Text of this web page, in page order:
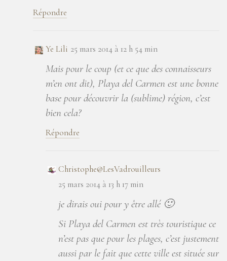
Répondre
Ye Lili 25 mars 2014 à 12 h 54 min
Mais pour le coup (et ce que des connaisseurs
m’en ont dit), Playa del Carmen est une bonne
base pour découvrir la (sublime) région, c’est
bien cela?
Répondre
Christophe@LesVadrouilleurs
25 mars 2014 à 13 h 17 min
je dirais oui pour y être allé 🙂
Si Playa del Carmen est très touristique ce
n’est pas que pour les plages, c’est justement
aussi par le fait que cette ville est située sur